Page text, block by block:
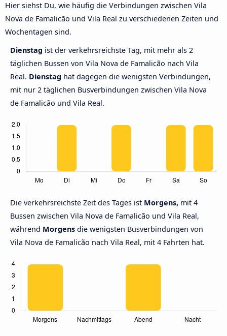
Hier siehst Du, wie häufig die Verbindungen zwischen Vila
Nova de Famalicão und Vila Real zu verschiedenen Zeiten und
Wochentagen sind.
Dienstag ist der verkehrsreichste Tag, mit mehr als 2
täglichen Bussen von Vila Nova de Famalicão nach Vila
Real. Dienstag hat dagegen die wenigsten Verbindungen,
mit nur 2 täglichen Busverbindungen zwischen Vila Nova
de Famalicão und Vila Real.
Die verkehrsreichste Zeit des Tages ist Morgens, mit 4
Bussen zwischen Vila Nova de Famalicão und Vila Real,
während Morgens die wenigsten Busverbindungen von
Vila Nova de Famalicão nach Vila Real, mit 4 Fahrten hat.